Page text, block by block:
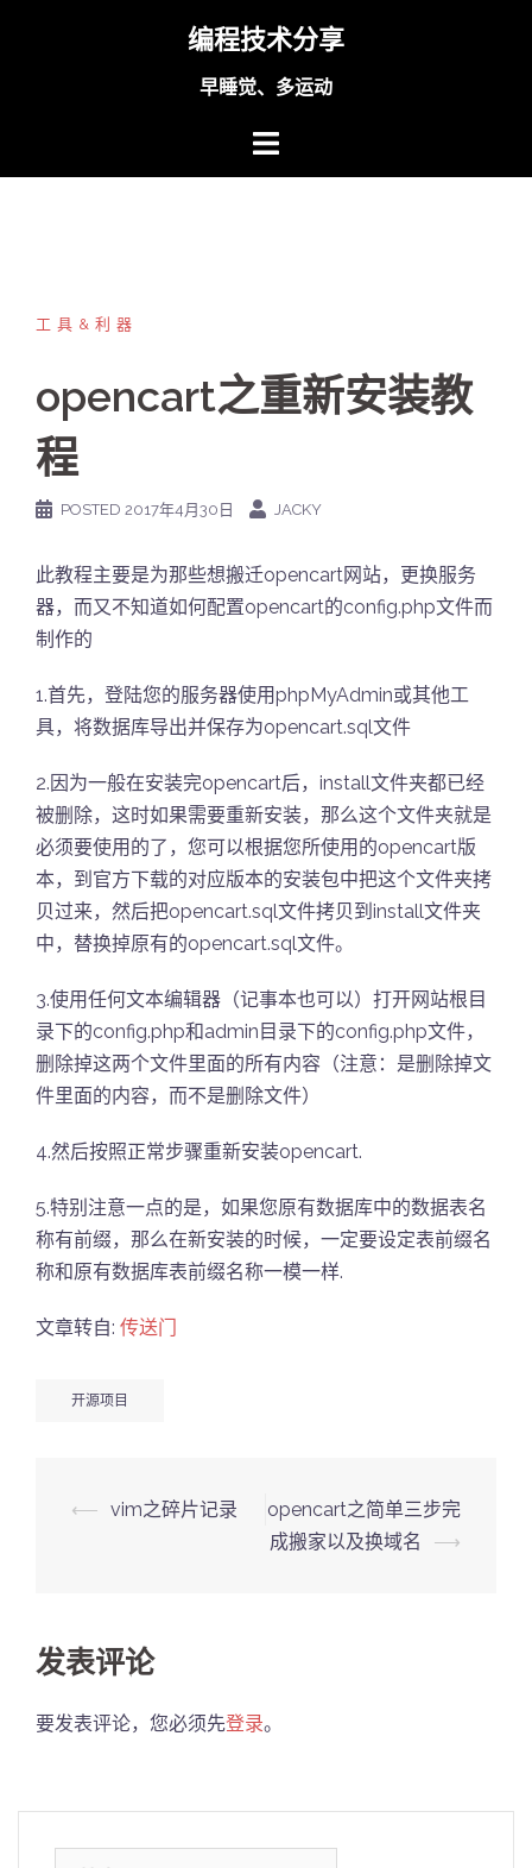
编程技术分享
早睡觉、多运动
工具&利器
opencart之重新安装教
程
POSTED 2017年4月30日 JACKY
此教程主要是为那些想搬迁opencart网站，更换服务
器，而又不知道如何配置opencart的config.php文件而
制作的
1.首先，登陆您的服务器使用phpMyAdmin或其他工
具，将数据库导出并保存为opencart.sql文件
2.因为一般在安装完opencart后，install文件夹都已经
被删除，这时如果需要重新安装，那么这个文件夹就是
必须要使用的了，您可以根据您所使用的opencart版
本，到官方下载的对应版本的安装包中把这个文件夹拷
贝过来，然后把opencart.sql文件拷贝到install文件夹
中，替换掉原有的opencart.sql文件。
3.使用任何文本编辑器（记事本也可以）打开网站根目
录下的config.php和admin目录下的config.php文件，
删除掉这两个文件里面的所有内容（注意：是删除掉文
件里面的内容，而不是删除文件）
4.然后按照正常步骤重新安装opencart.
5.特别注意一点的是，如果您原有数据库中的数据表名
称有前缀，那么在新安装的时候，一定要设定表前缀名
称和原有数据库表前缀名称一模一样.
文章转自: 传送门
开源项目
Post
⟵ vim之碎片记录
opencart之简单三步完
成搬家以及换域名
⟶
发表评论
要发表评论，您必须先登录。